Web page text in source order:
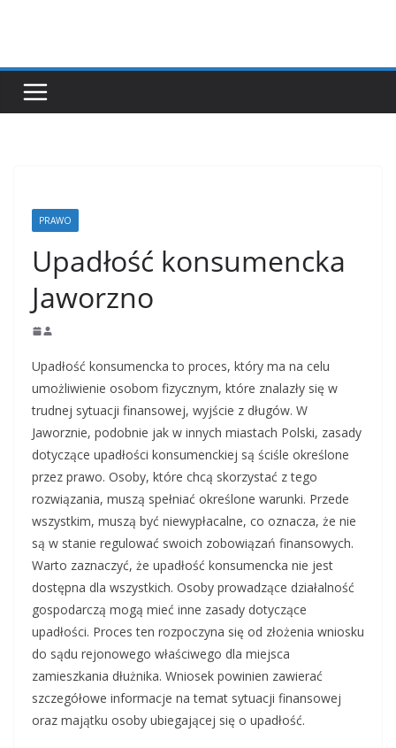
PRAWO
Upadłość konsumencka
Jaworzno
Upadłość konsumencka to proces, który ma na celu
umożliwienie osobom fizycznym, które znalazły się w
trudnej sytuacji finansowej, wyjście z długów. W
Jaworznie, podobnie jak w innych miastach Polski, zasady
dotyczące upadłości konsumenckiej są ściśle określone
przez prawo. Osoby, które chcą skorzystać z tego
rozwiązania, muszą spełniać określone warunki. Przede
wszystkim, muszą być niewypłacalne, co oznacza, że nie
są w stanie regulować swoich zobowiązań finansowych.
Warto zaznaczyć, że upadłość konsumencka nie jest
dostępna dla wszystkich. Osoby prowadzące działalność
gospodarczą mogą mieć inne zasady dotyczące
upadłości. Proces ten rozpoczyna się od złożenia wniosku
do sądu rejonowego właściwego dla miejsca
zamieszkania dłużnika. Wniosek powinien zawierać
szczegółowe informacje na temat sytuacji finansowej
oraz majątku osoby ubiegającej się o upadłość.